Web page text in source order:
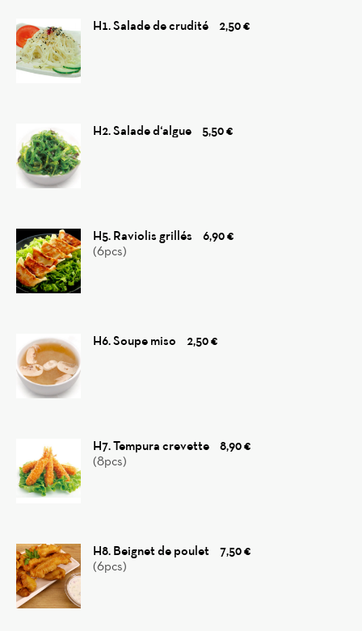
H1. Salade de crudité 2,50 €
H2. Salade d‘algue 5,50 €
H5. Raviolis grillés
6,90 €
(6pcs)
H6. Soupe miso 2,50 €
H7. Tempura crevette
8,90 €
(8pcs)
H8. Beignet de poulet
7,50 €
(6pcs)